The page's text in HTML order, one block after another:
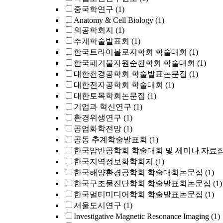
중국학연구 (1)
Anatomy & Cell Biology (1)
의공학회지 (1)
추계학술발표회 (1)
한국트라이볼로지학회 학술대회 (1)
한국폐기물자원순환학회 학술대회 (1)
대한환경공학회 학술발표논문집 (1)
대한전자공학회 학술대회 (1)
대한토목학회논문집 (1)
기업과 혁신연구 (1)
환경위생연구 (1)
공업화학전망 (1)
공동 추계학술발표회 (1)
한국암반공학회 학술대회 및 세미나 자료
한국지역정보화학회지 (1)
한국해양환경공학회 학술대회논문집 (1)
한국구조물진단학회 학술발표회논문집 (1)
한국멀티미디어학회 학술발표논문집 (1)
서울도시연구 (1)
Investigative Magnetic Resonance Imaging (1)